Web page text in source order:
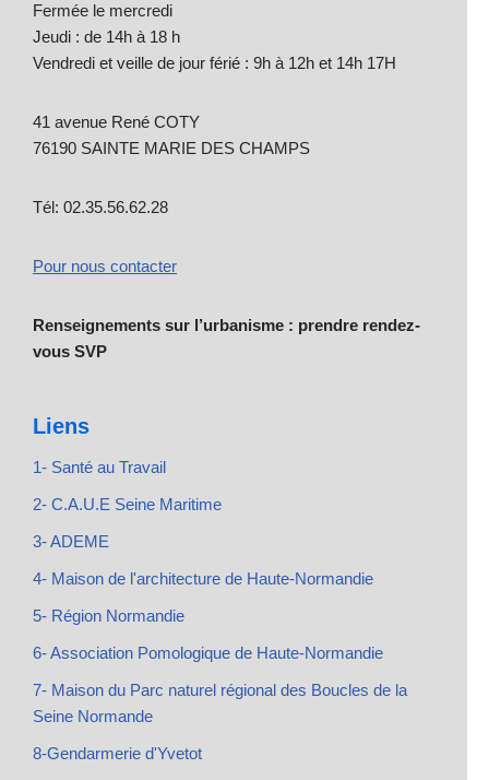
Fermée le mercredi
Jeudi : de 14h à 18 h
Vendredi et veille de jour férié : 9h à 12h et 14h 17H
41 avenue René COTY
76190 SAINTE MARIE DES CHAMPS
Tél: 02.35.56.62.28
Pour nous contacter
Renseignements sur l’urbanisme : prendre rendez-
vous SVP
Liens
1- Santé au Travail
2- C.A.U.E Seine Maritime
3- ADEME
4- Maison de l'architecture de Haute-Normandie
5- Région Normandie
6- Association Pomologique de Haute-Normandie
7- Maison du Parc naturel régional des Boucles de la
Seine Normande
8-Gendarmerie d'Yvetot